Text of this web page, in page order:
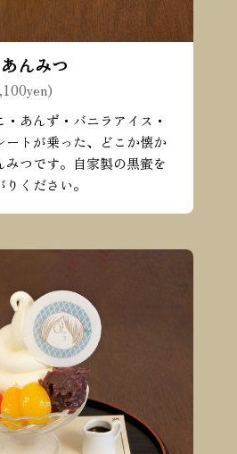
んみつ
あんず・バニラアイス・
ートが乗った、どこか懐か
みつです。自家製の黒蜜を
ください。